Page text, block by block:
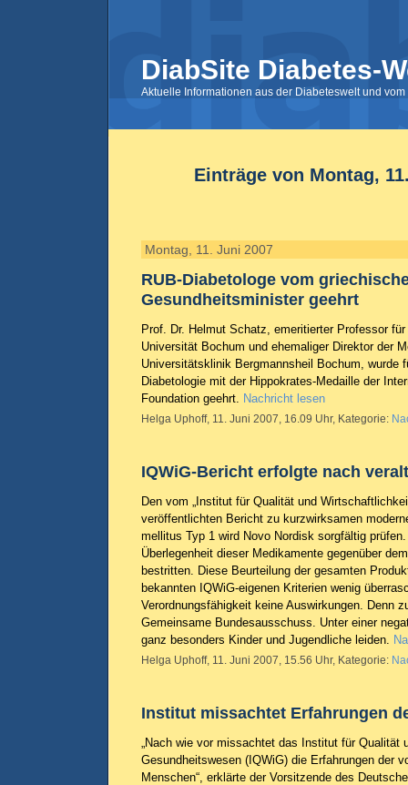
DiabSite Diabetes-
Aktuelle Informationen aus der Diabeteswelt und
Einträge von Montag,
Montag, 11. Juni 2007
RUB-Diabetologe vom
Gesundheitsminister geehrt
Prof. Dr. Helmut Schatz, emeritierter Professor
Universität Bochum und ehemaliger Direktor der
Universitätsklinik Bergmannsheil Bochum, wurde
Diabetologie mit der Hippokrates-Medaille der
Foundation geehrt. Nachricht lesen
Helga Uphoff, 11. Juni 2007, 16.09 Uhr, Kategorie:
IQWiG-Bericht erfolgte nach
Den vom „Institut für Qualität und
veröffentlichten Bericht zu kurzwirksamen
mellitus Typ 1 wird Novo Nordisk sorgfältig
Überlegenheit dieser Medikamente gegenüber
bestritten. Diese Beurteilung der gesamten
bekannten IQWiG-eigenen Kriterien wenig
Verordnungsfähigkeit keine Auswirkungen. Denn
Gemeinsame Bundesausschuss. Unter einer
ganz besonders Kinder und Jugendliche leiden.
Helga Uphoff, 11. Juni 2007, 15.56 Uhr, Kategorie:
Institut missachtet Erfahrungen
„Nach wie vor missachtet das Institut für Qualität
Gesundheitswesen (IQWiG) die Erfahrungen der
Menschen“, erklärte der Vorsitzende des